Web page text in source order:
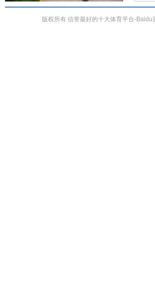
版权所有 信誉最好的十大体育平台-